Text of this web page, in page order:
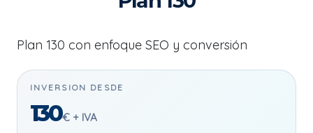
Plan 130 con enfoque SEO y conversión
INVERSION DESDE
130€ + IVA